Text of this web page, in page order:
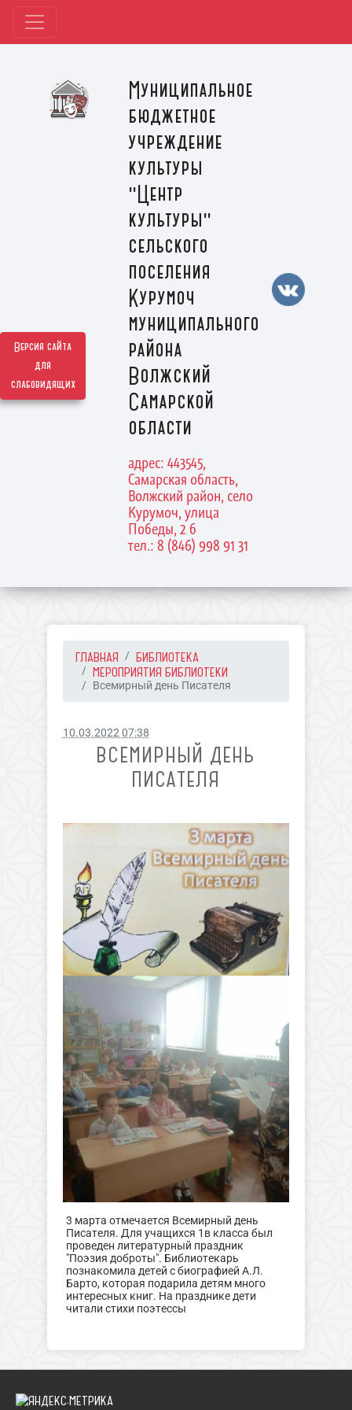
Версия сайта
для
слабовидящих
Муниципальное
бюджетное
учреждение
культуры
"Центр
культуры"
сельского
поселения
Курумоч
муниципального
района
Волжский
Самарской
области
адрес: 443545,
Самарская область,
Волжский район, село
Курумоч, улица
Победы, 2 б
тел.: 8 (846) 998 91 31
ГЛАВНАЯ
БИБЛИОТЕКА
МЕРОПРИЯТИЯ БИБЛИОТЕКИ
Всемирный день Писателя
10.03.2022 07:38
ВСЕМИРНЫЙ ДЕНЬ
ПИСАТЕЛЯ
3 марта отмечается Всемирный день
Писателя. Для учащихся 1в класса был
проведен литературный праздник
"Поэзия доброты". Библиотекарь
познакомила детей с биографией А.Л.
Барто, которая подарила детям много
интересных книг. На празднике дети
читали стихи поэтессы